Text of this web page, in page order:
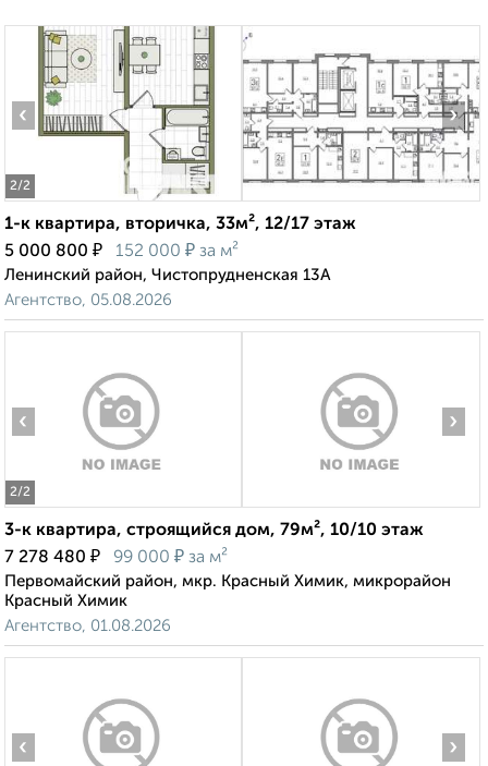
2/2
‹ ›
1-к квартира, вторичка, 33м², 12/17 этаж
5 000 800 ₽ 152 000 ₽ за м²
Ленинский район, Чистопрудненская 13А
Агентство, 05.08.2026
2/2
‹ ›
3-к квартира, строящийся дом, 79м², 10/10 этаж
7 278 480 ₽ 99 000 ₽ за м²
Первомайский район, мкр. Красный Химик, микрорайон
Красный Химик
Агентство, 01.08.2026
‹ ›